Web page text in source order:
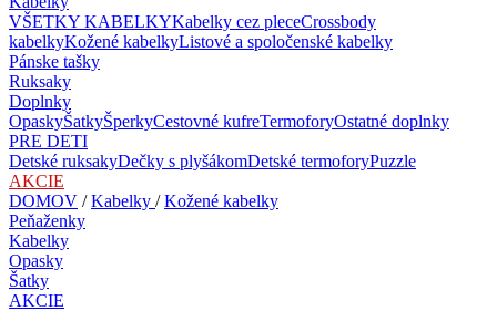
VŠETKY KABELKYKabelky cez pleceCrossbody
kabelkyKožené kabelkyListové a spoločenské kabelky
Pánske tašky
Ruksaky
Doplnky
OpaskyŠatkyŠperkyCestovné kufreTermoforyOstatné doplnky
PRE DETI
Detské ruksakyDečky s plyšákomDetské termoforyPuzzle
AKCIE
DOMOV /Kabelky /Kožené kabelky
Peňaženky
Kabelky
Opasky
Šatky
AKCIE